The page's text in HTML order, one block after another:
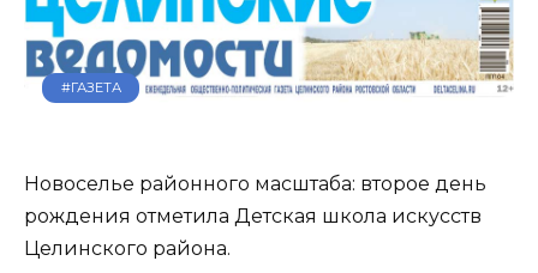
#ГАЗЕТА
Новоселье районного масштаба: второе день
рождения отметила Детская школа искусств
Целинского района.